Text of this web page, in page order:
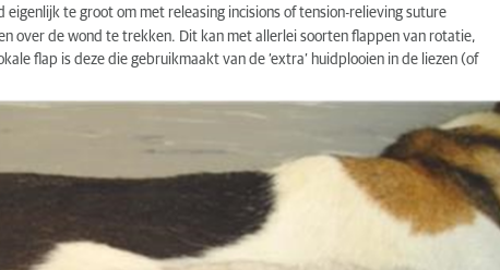
te groot om met releasing incisions of tension-relieving suture
over de wond te trekken. Dit kan met allerlei soorten flappen van rotatie,
flap is deze die gebruikmaakt van de ‘extra’ huidplooien in de liezen (of